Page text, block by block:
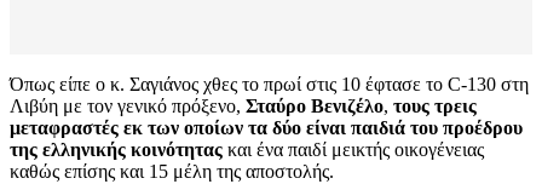
Όπως είπε ο κ. Σαγιάνος χθες το πρωί στις 10 έφτασε το C-130 στη
Λιβύη με τον γενικό πρόξενο, Σταύρο Βενιζέλο, τους τρεις
μεταφραστές εκ των οποίων τα δύο είναι παιδιά του προέδρου
της ελληνικής κοινότητας και ένα παιδί μεικτής οικογένειας
καθώς επίσης και 15 μέλη της αποστολής.